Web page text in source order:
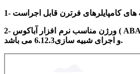
2- ورژن مناسب نرم افزار آباکوس ( ABAQUS ) برای فراخوانی کد
و اجرای شبیه سازی6.12.3 می باشد.